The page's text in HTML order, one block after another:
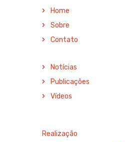
Home
Sobre
Contato
Notícias
Publicações
Vídeos
Realização